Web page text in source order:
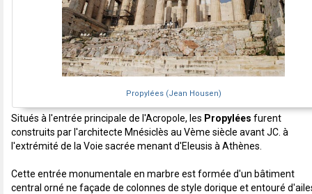
Propylées (Jean Housen)
Situés à l'entrée principale de l'Acropole, les Propylées furent
construits par l'architecte Mnésiclès au Vème siècle avant JC. à
l'extrémité de la Voie sacrée menant d'Eleusis à Athènes.
Cette entrée monumentale en marbre est formée d'un bâtiment
central orné ne façade de colonnes de style dorique et entouré